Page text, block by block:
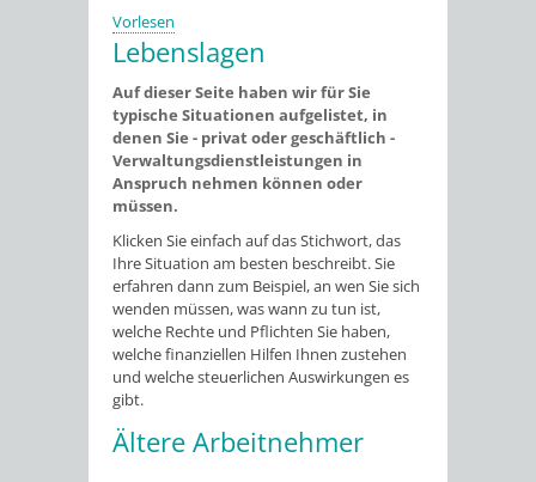
Vorlesen
Lebenslagen
Auf dieser Seite haben wir für Sie
typische Situationen aufgelistet, in
denen Sie - privat oder geschäftlich -
Verwaltungsdienstleistungen in
Anspruch nehmen können oder
müssen.
Klicken Sie einfach auf das Stichwort, das
Ihre Situation am besten beschreibt. Sie
erfahren dann zum Beispiel, an wen Sie sich
wenden müssen, was wann zu tun ist,
welche Rechte und Pflichten Sie haben,
welche finanziellen Hilfen Ihnen zustehen
und welche steuerlichen Auswirkungen es
gibt.
Ältere Arbeitnehmer